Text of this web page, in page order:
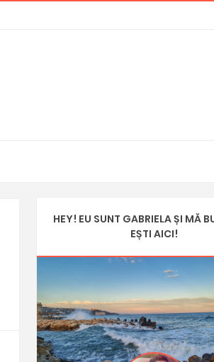
HEY! EU SUNT GABRIELA ȘI MĂ
EȘTI AICI!